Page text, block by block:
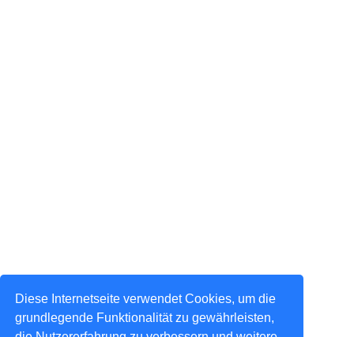
Diese Internetseite verwendet Cookies, um die
grundlegende Funktionalität zu gewährleisten,